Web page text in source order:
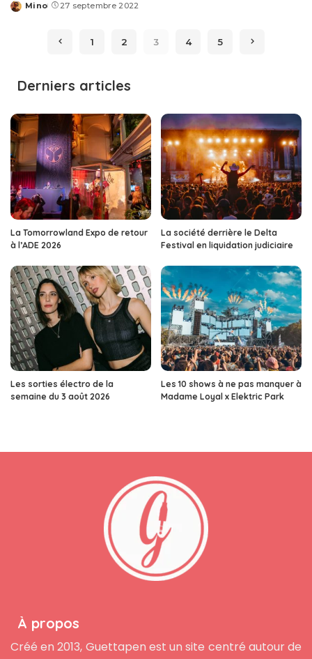
Posted
Mino 27 septembre 2022
1 2 3 4 5
Derniers articles
La Tomorrowland Expo de retour
à l’ADE 2026
La société derrière le Delta
Festival en liquidation judiciaire
Les sorties électro de la
semaine du 3 août 2026
Les 10 shows à ne pas manquer à
Madame Loyal x Elektric Park
À propos
Créé en 2013, Guettapen est un site centré autour de